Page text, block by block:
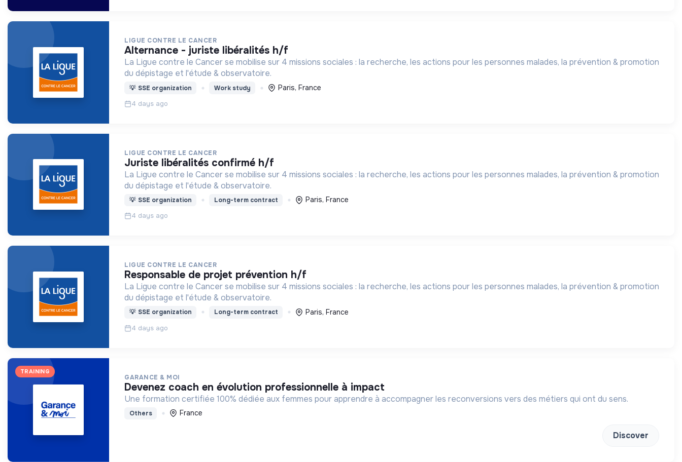
LIGUE CONTRE LE CANCER
alternance - juriste libéralités h/f
La Ligue contre le Cancer se mobilise sur 4 missions sociales : la recherche, les actions pour les personnes malades, la prévention & promotion
du dépistage et l'étude & observatoire.
💡 SSE organization Work study Paris, France
4 days ago
LIGUE CONTRE LE CANCER
juriste libéralités confirmé h/f
La Ligue contre le Cancer se mobilise sur 4 missions sociales : la recherche, les actions pour les personnes malades, la prévention & promotion
du dépistage et l'étude & observatoire.
💡 SSE organization Long-term contract Paris, France
4 days ago
LIGUE CONTRE LE CANCER
responsable de projet prévention h/f
La Ligue contre le Cancer se mobilise sur 4 missions sociales : la recherche, les actions pour les personnes malades, la prévention & promotion
du dépistage et l'étude & observatoire.
💡 SSE organization Long-term contract Paris, France
4 days ago
TRAINING
GARANCE & MOI
devenez coach en évolution professionnelle à impact
Une formation certifiée 100% dédiée aux femmes pour apprendre à accompagner les reconversions vers des métiers qui ont du sens.
Others France
Discover